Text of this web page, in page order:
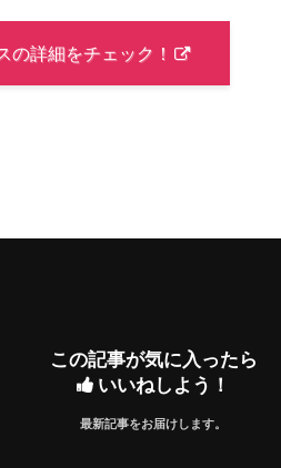
の詳細をチェック！
この記事が気に入ったら
いいねしよう！
最新記事をお届けします。